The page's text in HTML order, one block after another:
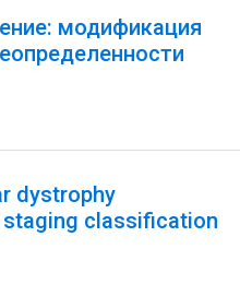
модификация
dystrophy
classification